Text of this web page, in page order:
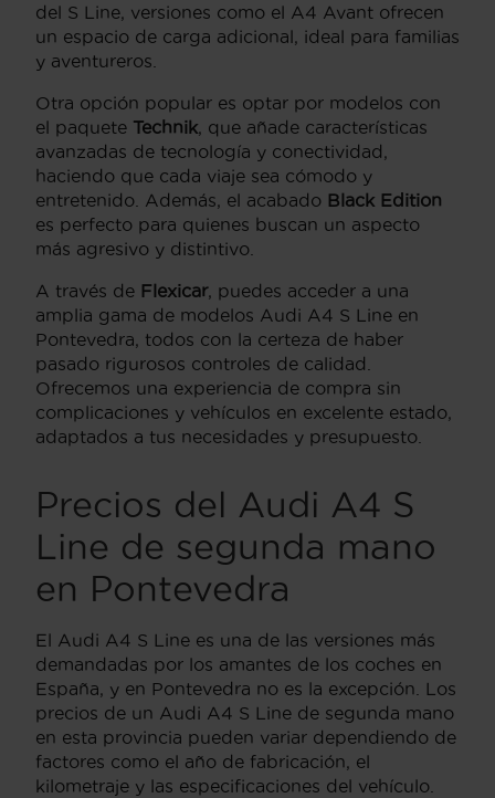
del S Line, versiones como el A4 Avant ofrecen
un espacio de carga adicional, ideal para familias
y aventureros.
Otra opción popular es optar por modelos con
el paquete Technik, que añade características
avanzadas de tecnología y conectividad,
haciendo que cada viaje sea cómodo y
entretenido. Además, el acabado Black Edition
es perfecto para quienes buscan un aspecto
más agresivo y distintivo.
A través de Flexicar, puedes acceder a una
amplia gama de modelos Audi A4 S Line en
Pontevedra, todos con la certeza de haber
pasado rigurosos controles de calidad.
Ofrecemos una experiencia de compra sin
complicaciones y vehículos en excelente estado,
adaptados a tus necesidades y presupuesto.
Precios del Audi A4 S
Line de segunda mano
en Pontevedra
El Audi A4 S Line es una de las versiones más
demandadas por los amantes de los coches en
España, y en Pontevedra no es la excepción. Los
precios de un Audi A4 S Line de segunda mano
en esta provincia pueden variar dependiendo de
factores como el año de fabricación, el
kilometraje y las especificaciones del vehículo.